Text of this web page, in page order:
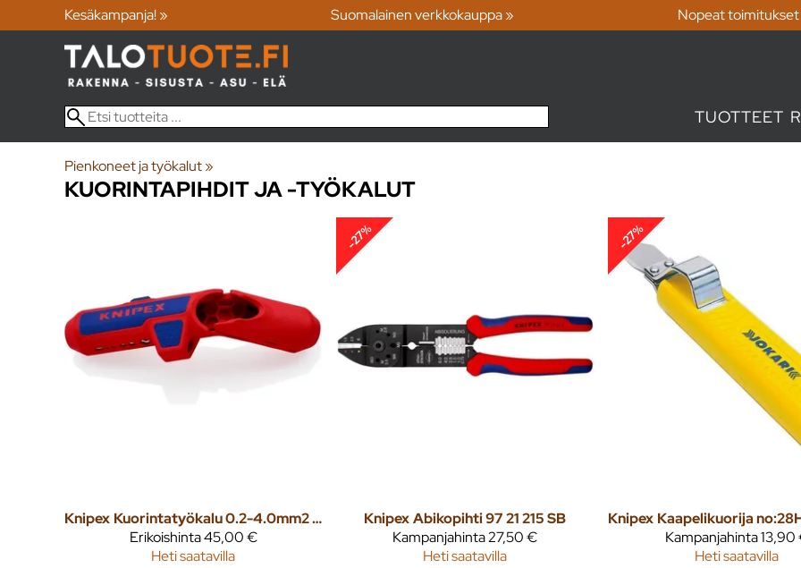
Kesäkampanja! » Suomalainen verkkokauppa » Nopeat
TUOTTEET
Pienkoneet ja työkalut‪»
KUORINTAPIHDIT JA -TYÖKALUT
Knipex
Kuorintatyökalu 0.2-4.0mm2 ergostrip yleiskuorintatyökalu
Erikoishinta45,00 €
Heti saatavilla
-27%
KnipexAbikopihti 97 21 215 SB
Kampanjahinta27,50 €
Heti saatavilla
-27%
Knipex
Kampanjahinta13,90
Heti saatavilla